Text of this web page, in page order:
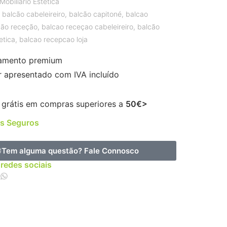
balcão cabeleireiro, balcão capitoné, balcao
receção, balcao receçao cabeleireiro, balcão
, balcao recepcao loja
premium
apresentado com IVA incluído
em compras superiores a 50€>
Seguros
Tem alguma questão? Fale Connosco
sociais